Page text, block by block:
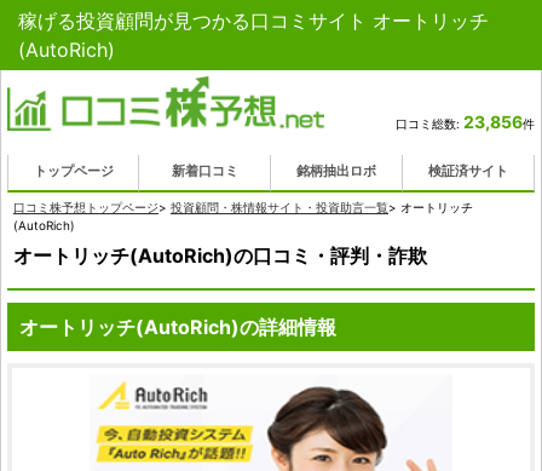
稼げる投資顧問が見つかる口コミサイト オートリッチ
(AutoRich)
口コミ総数: 23,856件
トップページ 新着口コミ 銘柄抽出ロボ 検証済サイト
口コミ株予想トップページ> 投資顧問・株情報サイト・投資助言一覧> オートリッチ
(AutoRich)
オートリッチ(AutoRich)の口コミ・評判・詐欺
オートリッチ(AutoRich)の詳細情報